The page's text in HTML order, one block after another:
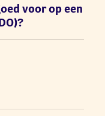
voor op een